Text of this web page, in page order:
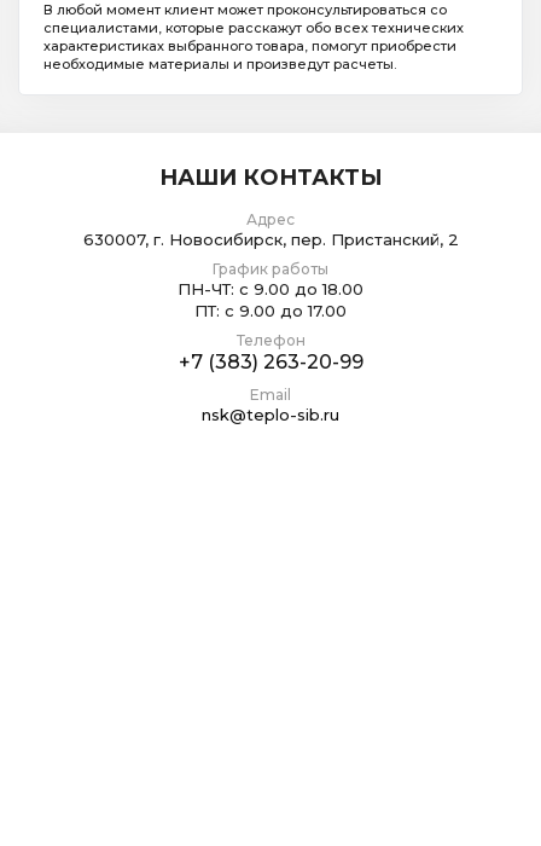
В любой момент клиент может проконсультироваться со
специалистами, которые расскажут обо всех технических
характеристиках выбранного товара, помогут приобрести
необходимые материалы и произведут расчеты.
НАШИ КОНТАКТЫ
Адрес
630007, г. Новосибирск, пер. Пристанский, 2
График работы
ПН-ЧТ: с 9.00 до 18.00
ПТ: с 9.00 до 17.00
Телефон
+7 (383) 263-20-99
Email
nsk@teplo-sib.ru